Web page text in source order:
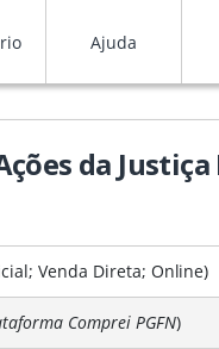
Ajuda
da
Venda Direta;Online)
Comprei PGFN)